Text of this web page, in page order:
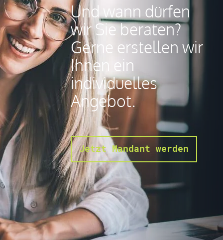
Und wann dürfen
wir Sie beraten?
Gerne erstellen wir
Ihnen ein
individuelles
Angebot.
Jetzt Mandant werden